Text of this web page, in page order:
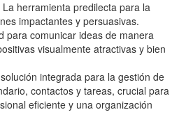
La herramienta predilecta para la
impactantes y persuasivas.
para comunicar ideas de manera
visualmente atractivas y bien
integrada para la gestión de
contactos y tareas, crucial para
eficiente y una organización